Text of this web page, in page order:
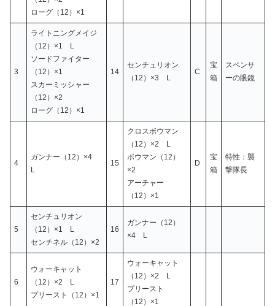
ローグ（12）×1
3
ライトニングメイジ
（12）×1 L
ソードファイター
（12）×1
スカーミッシャー
（12）×2
ローグ（12）×1
14
センチュリオン
（12）×3 L
C
宝
箱
スペンサ
ーの眼鏡
4
ガンナー（12）×4
L
15
クロスボウマン
（12）×2 L
ボウマン（12）
×2
アーチャー
（12）×1
D
宝
箱
特性：襲
撃隊長
5
センチュリオン
（12）×1 L
センチネル（12）×2
16
ガンナー（12）
×4 L
6
ウォーキャット
（12）×2 L
プリースト（12）×1
17
ウォーキャット
（12）×2 L
プリースト
（12）×1